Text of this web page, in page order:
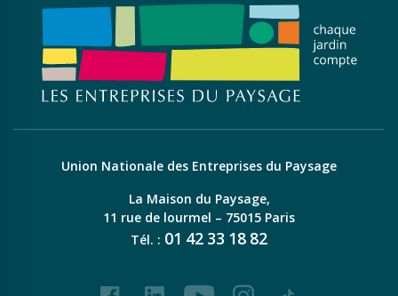
Union Nationale des Entreprises du Paysage
La Maison du Paysage,
11 rue de lourmel – 75015 Paris
Tél. : 01 42 33 18 82
FacebookLinkedInYoutubeInstagram
Tiktok